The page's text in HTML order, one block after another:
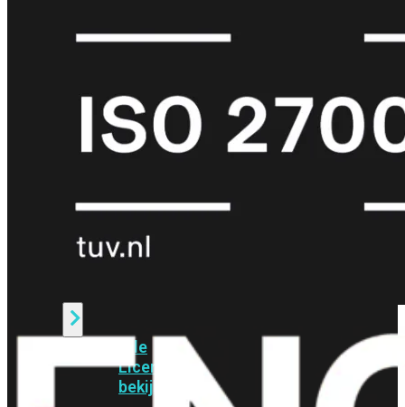
31GFortiWiFi
51G
FortiWiFi
60F FortiWiFi
61F
FortiWiFi
71GFortiWiFi
81F
Alle
Licenties
bekijken